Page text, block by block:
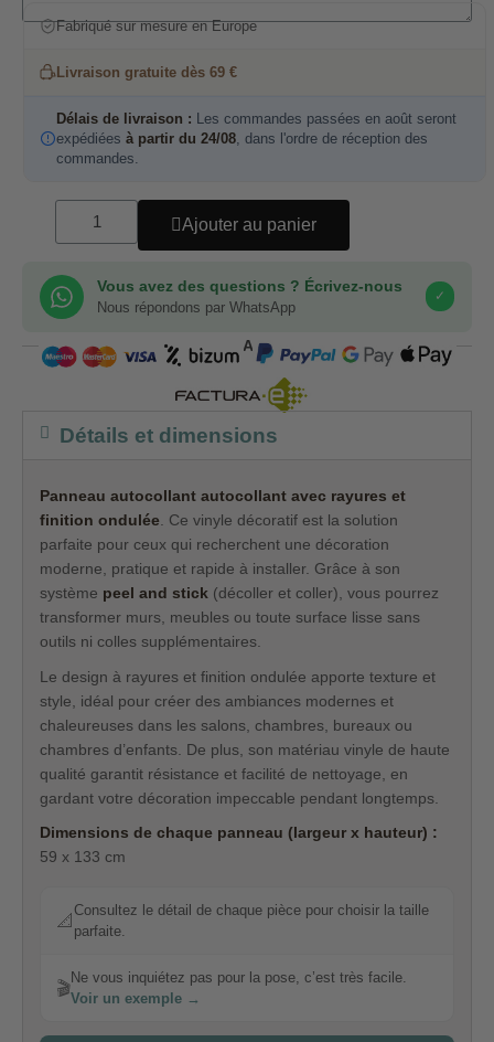
Fabriqué sur mesure en Europe
Livraison gratuite dès 69 €
Délais de livraison : Les commandes passées en août seront
expédiées à partir du 24/08 , dans l'ordre de réception des
commandes.
Ajouter au panier
Vous avez des questions ? Écrivez-nous
Nous répondons par WhatsApp
✓
COMPRA SEGURA
Détails et dimensions
Panneau autocollant autocollant avec rayures et
finition ondulée . Ce vinyle décoratif est la solution
parfaite pour ceux qui recherchent une décoration
moderne, pratique et rapide à installer. Grâce à son
système peel and stick (décoller et coller), vous pourrez
transformer murs, meubles ou toute surface lisse sans
outils ni colles supplémentaires.
Le design à rayures et finition ondulée apporte texture et
style, idéal pour créer des ambiances modernes et
chaleureuses dans les salons, chambres, bureaux ou
chambres d’enfants. De plus, son matériau vinyle de haute
qualité garantit résistance et facilité de nettoyage, en
gardant votre décoration impeccable pendant longtemps.
Dimensions de chaque panneau (largeur x hauteur) :
59 x 133 cm
📐
Consultez le détail de chaque pièce pour choisir la taille
parfaite.
🎬
Ne vous inquiétez pas pour la pose, c’est très facile.
Voir un exemple →